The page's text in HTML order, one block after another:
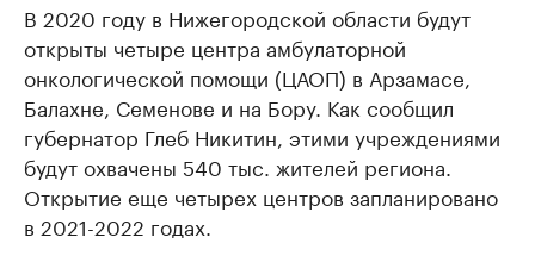
В 2020 году в Нижегородской области будут
открыты четыре центра амбулаторной
онкологической помощи (ЦАОП) в Арзамасе,
Балахне, Семенове и на Бору. Как сообщил
губернатор Глеб Никитин, этими учреждениями
будут охвачены 540 тыс. жителей региона.
Открытие еще четырех центров запланировано
в 2021-2022 годах.